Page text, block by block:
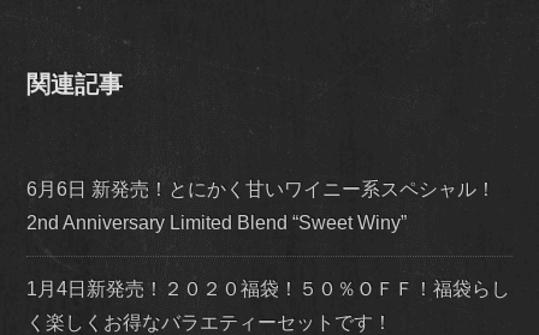
関連記事
6月6日 新発売！とにかく甘いワイニー系スペシャル！
2nd Anniversary Limited Blend “Sweet Winy”
1月4日新発売！２０２０福袋！５０％ＯＦＦ！福袋らし
く楽しくお得なバラエティーセットです！